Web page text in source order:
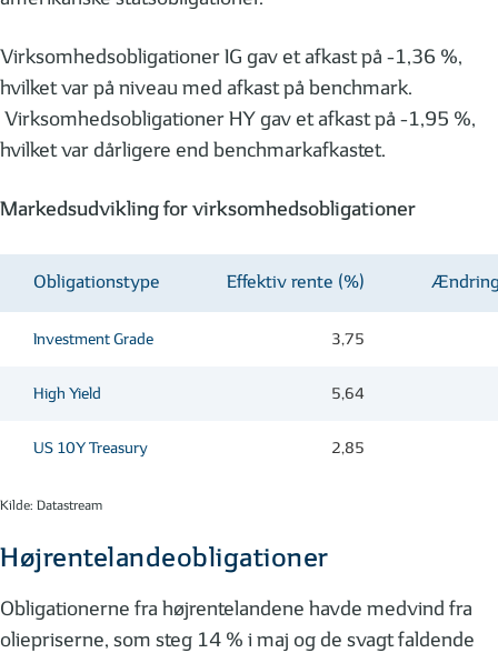
Virksomhedsobligationer IG gav et afkast på -1,36 %,
hvilket var på niveau med afkast på benchmark.
Virksomhedsobligationer HY gav et afkast på -1,95 %,
hvilket var dårligere end benchmarkafkastet.
Markedsudvikling for virksomhedsobligationer
Obligationstype Effektiv rente (%)
Investment Grade 3,75
High Yield 5,64
US 10Y Treasury 2,85
Kilde: Datastream
Højrentelandeobligationer
Obligationerne fra højrentelandene havde medvind fra
oliepriserne, som steg 14 % i maj og de svagt faldende